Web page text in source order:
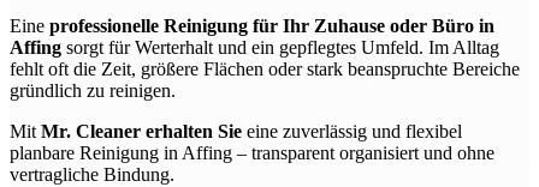
Eine professionelle Reinigung für Ihr Zuhause oder Büro in
Affing sorgt für Werterhalt und ein gepflegtes Umfeld. Im Alltag
fehlt oft die Zeit, größere Flächen oder stark beanspruchte Bereiche
gründlich zu reinigen.
Mit Mr. Cleaner erhalten Sie eine zuverlässig und flexibel
planbare Reinigung in Affing – transparent organisiert und ohne
vertragliche Bindung.